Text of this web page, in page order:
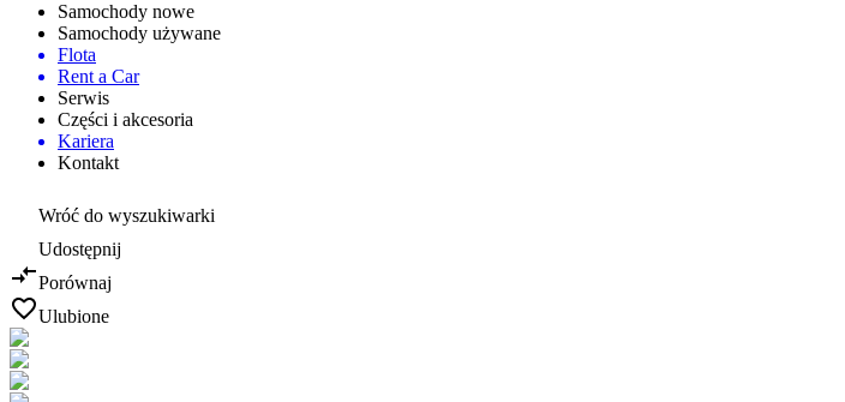
Samochody nowe
Samochody używane
Flota
Rent a Car
Serwis
Części i akcesoria
Kariera
Kontakt
Wróć do wyszukiwarki
Udostępnij
Porównaj
Ulubione